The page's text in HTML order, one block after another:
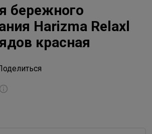
бережного
Harizma Relaxl
красная